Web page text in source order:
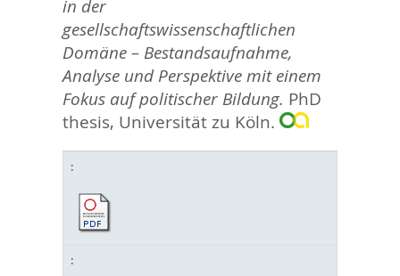
in der
gesellschaftswissenschaftlichen
Domäne – Bestandsaufnahme,
Analyse und Perspektive mit einem
Fokus auf politischer Bildung. PhD
thesis, Universität zu Köln.